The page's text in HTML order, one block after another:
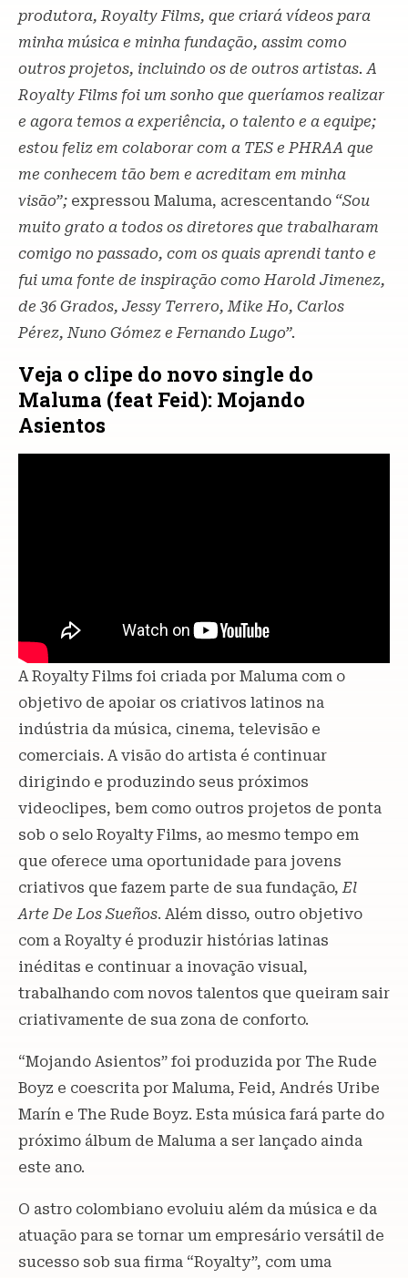
produtora, Royalty Films, que criará vídeos para
minha música e minha fundação, assim como
outros projetos, incluindo os de outros artistas. A
Royalty Films foi um sonho que queríamos realizar
e agora temos a experiência, o talento e a equipe;
estou feliz em colaborar com a TES e PHRAA que
me conhecem tão bem e acreditam em minha
visão”; expressou Maluma, acrescentando “Sou
muito grato a todos os diretores que trabalharam
comigo no passado, com os quais aprendi tanto e
fui uma fonte de inspiração como Harold Jimenez,
de 36 Grados, Jessy Terrero, Mike Ho, Carlos
Pérez, Nuno Gómez e Fernando Lugo”.
Veja o clipe do novo single do
Maluma (feat Feid): Mojando
Asientos
A Royalty Films foi criada por Maluma com o
objetivo de apoiar os criativos latinos na
indústria da música, cinema, televisão e
comerciais. A visão do artista é continuar
dirigindo e produzindo seus próximos
videoclipes, bem como outros projetos de ponta
sob o selo Royalty Films, ao mesmo tempo em
que oferece uma oportunidade para jovens
criativos que fazem parte de sua fundação,El
Arte De Los Sueños. Além disso, outro objetivo
com a Royalty é produzir histórias latinas
inéditas e continuar a inovação visual,
trabalhando com novos talentos que queiram sair
criativamente de sua zona de conforto.
“Mojando Asientos” foi produzida por The Rude
Boyz e coescrita por Maluma, Feid, Andrés Uribe
Marín e The Rude Boyz. Esta música fará parte do
próximo álbum de Maluma a ser lançado ainda
este ano.
O astro colombiano evoluiu além da música e da
atuação para se tornar um empresário versátil de
sucesso sob sua firma “Royalty”, com uma